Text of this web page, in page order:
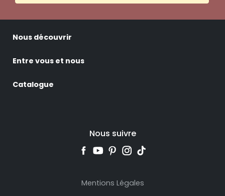
Nous découvrir
Entre vous et nous
Catalogue
Nous suivre
Mentions Légales